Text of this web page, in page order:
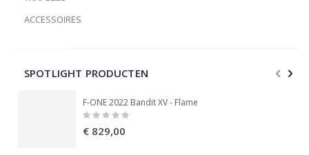
ACCESSOIRES
SPOTLIGHT PRODUCTEN
F-ONE 2022 Bandit XV - Flame
Rating:
€ 829,00